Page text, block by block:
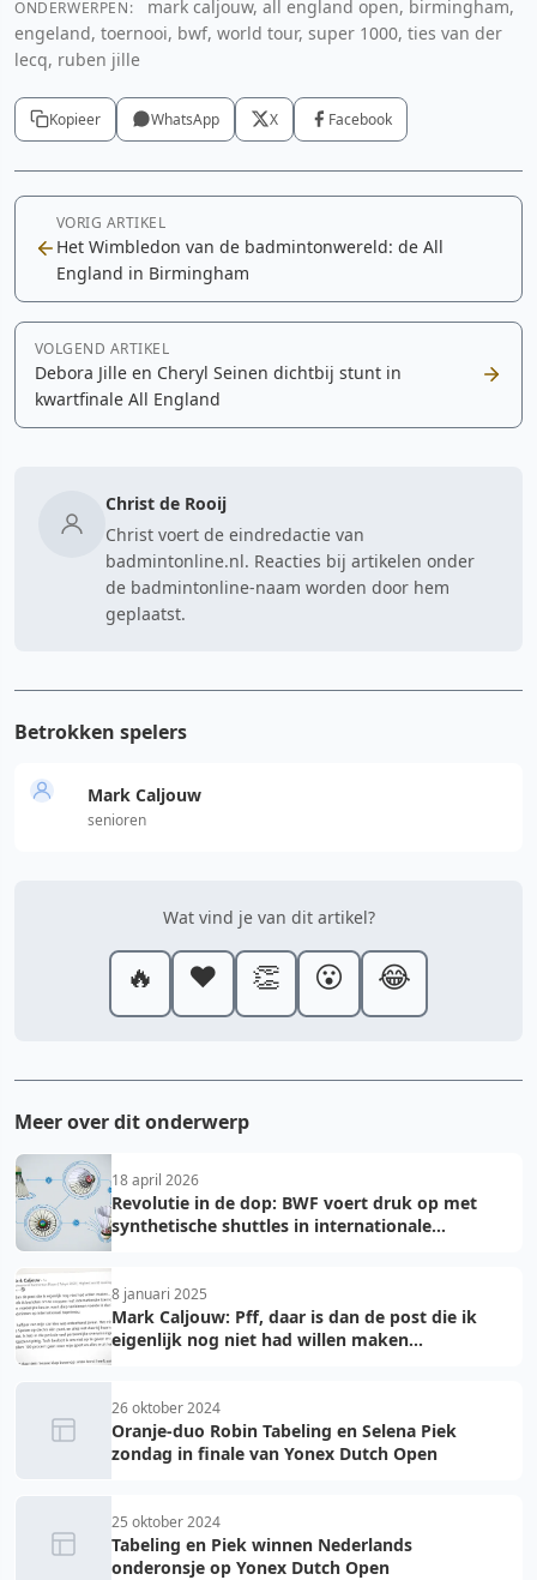
ONDERWERPEN:
mark caljouw, all england open, birmingham,
engeland, toernooi, bwf, world tour, super 1000, ties van der
lecq, ruben jille
Kopieer WhatsApp X Facebook
VORIG ARTIKEL
Het Wimbledon van de badmintonwereld: de All
England in Birmingham
VOLGEND ARTIKEL
Debora Jille en Cheryl Seinen dichtbij stunt in
kwartfinale All England
Christ de Rooij
Christ voert de eindredactie van
badmintonline.nl. Reacties bij artikelen onder
de badmintonline-naam worden door hem
geplaatst.
Betrokken spelers
Mark Caljouw
senioren
Wat vind je van dit artikel?
🔥 ❤️ 👏 😮 😂
Meer over dit onderwerp
18 april 2026
Revolutie in de dop: BWF voert druk op met
synthetische shuttles in internationale
8 januari 2025
Mark Caljouw: Pff, daar is dan de post die ik
eigenlijk nog niet had willen maken...
26 oktober 2024
Oranje-duo Robin Tabeling en Selena Piek
zondag in finale van Yonex Dutch Open
25 oktober 2024
Tabeling en Piek winnen Nederlands
onderonsje op Yonex Dutch Open